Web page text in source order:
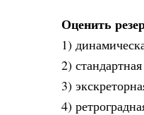
Оценить
1)
2)
3)
4)